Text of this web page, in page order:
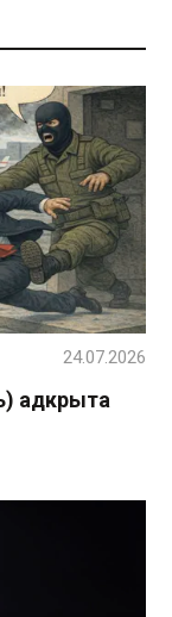
адкрыта
24.07.2026